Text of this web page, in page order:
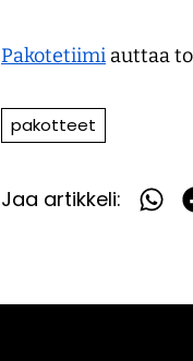
Pakotetiimi auttaa
pakotteet
Jaa artikkeli:
Jaa